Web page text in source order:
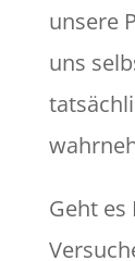
unsere
uns
Geht es